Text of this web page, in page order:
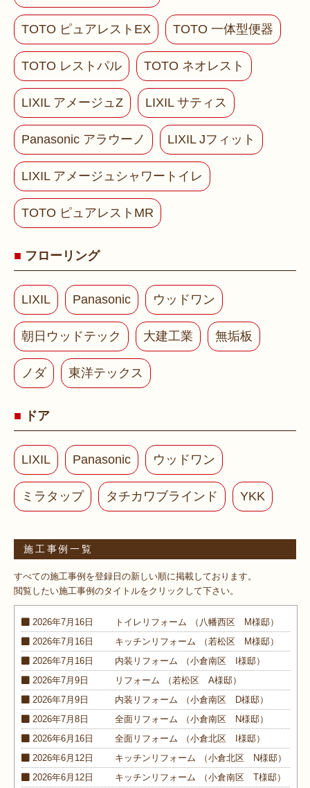
TOTO ピュアレストEX TOTO 一体型便器
TOTO レストパル TOTO ネオレスト
LIXIL アメージュZ LIXIL サティス
Panasonic アラウーノ LIXIL Jフィット
LIXIL アメージュシャワートイレ
TOTO ピュアレストMR
フローリング
LIXIL Panasonic ウッドワン
朝日ウッドテック 大建工業 無垢板
ノダ 東洋テックス
ドア
LIXIL Panasonic ウッドワン
ミラタップ タチカワブラインド YKK
施工事例一覧
すべての施工事例を登録日の新しい順に掲載しております。
閲覧したい施工事例のタイトルをクリックして下さい。
2026年7月16日 トイレ リフォーム
（八幡西区 M様邸）
2026年7月16日
キッチン リフォーム
（若松区 M様邸）
2026年7月16日
内装 リフォーム
（小倉南区 I様邸）
2026年7月9日
リフォーム
（若松区 A様邸）
2026年7月9日
内装 リフォーム
（小倉南区 D様邸）
2026年7月8日
全面 リフォーム
（小倉南区 N様邸）
2026年6月16日
全面 リフォーム
（小倉北区 I様邸）
2026年6月12日
キッチン リフォーム
（小倉北区 N様邸）
2026年6月12日
キッチン リフォーム
（小倉南区 T様邸）